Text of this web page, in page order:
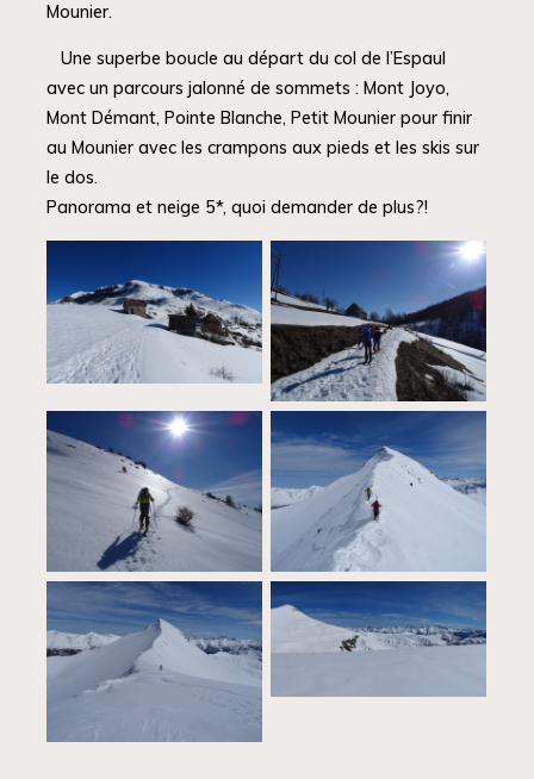
Mounier.
Une superbe boucle au départ du col de l’Espaul
avec un parcours jalonné de sommets : Mont Joyo,
Mont Démant, Pointe Blanche, Petit Mounier pour finir
au Mounier avec les crampons aux pieds et les skis sur
le dos.
Panorama et neige 5*, quoi demander de plus?!